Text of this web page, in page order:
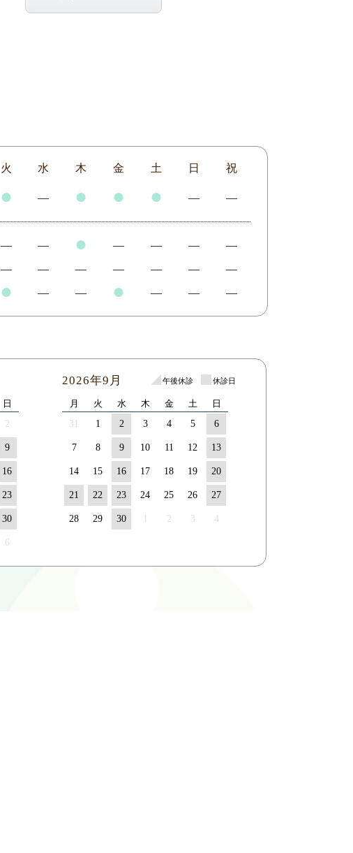
火 水 木 金 土 日 祝
● ― ● ● ● ― ―
― ― ● ― ― ―
―
― ― ― ― ― ―
―
● ― ― ● ― ― ―
午後休診 休診日
日
2
9
16
23
30
6
2026年9月
月 火 水 木 金 土
日
31
1 2 3 4 5 6
7 8 9 10 11 12 13
14 15 16 17 18 19 20
21 22 23 24 25 26 27
28 29 30 2 3 4